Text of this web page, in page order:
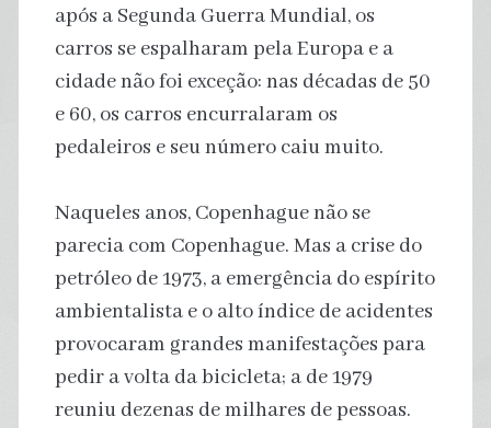
após a Segunda Guerra Mundial, os
carros se espalharam pela Europa e a
cidade não foi exceção: nas décadas de 50
e 60, os carros encurralaram os
pedaleiros e seu número caiu muito.
Naqueles anos, Copenhague não se
parecia com Copenhague. Mas a crise do
petróleo de 1973, a emergência do espírito
ambientalista e o alto índice de acidentes
provocaram grandes manifestações para
pedir a volta da bicicleta; a de 1979
reuniu dezenas de milhares de pessoas.